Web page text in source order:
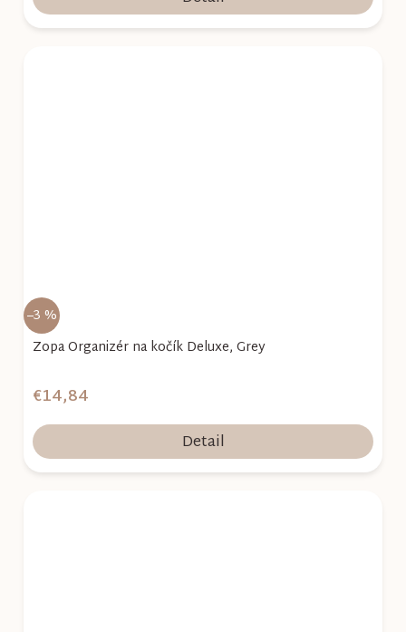
–3 %
Zopa Organizér na kočík Deluxe, Grey
€14,84
Detail